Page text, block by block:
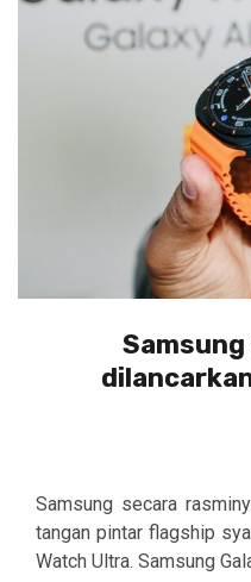
Samsung secara
tangan pintar flagship
Watch Ultra. Samsung